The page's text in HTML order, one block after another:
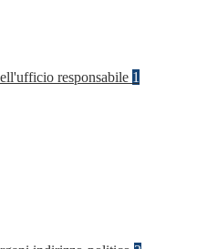
responsabile 1